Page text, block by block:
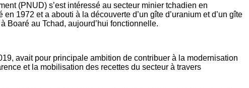
(PNUD) s’est intéressé au secteur minier tchadien en
1972 et a abouti à la découverte d’un gîte d’uranium et d’un gîte
Boaré au Tchad, aujourd’hui fonctionnelle.
avait pour principale ambition de contribuer à la modernisation
et la mobilisation des recettes du secteur à travers